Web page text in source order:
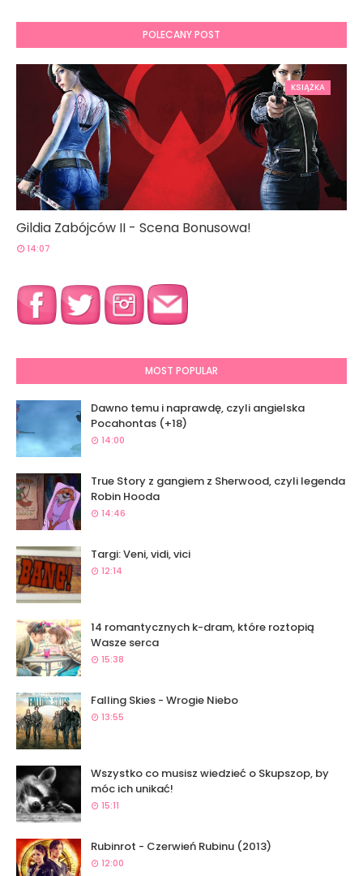
POLECANY POST
KSIĄŻKA
Gildia Zabójców II - Scena Bonusowa!
14:07
MOST POPULAR
Dawno temu i naprawdę, czyli angielska
Pocahontas (+18)
14:00
True Story z gangiem z Sherwood, czyli legenda
Robin Hooda
14:46
Targi: Veni, vidi, vici
12:14
14 romantycznych k-dram, które roztopią
Wasze serca
15:38
Falling Skies - Wrogie Niebo
13:55
Wszystko co musisz wiedzieć o Skupszop, by
móc ich unikać!
15:11
Rubinrot - Czerwień Rubinu (2013)
12:00